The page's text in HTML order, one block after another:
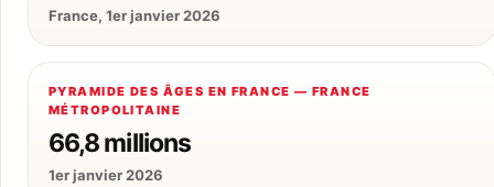
France, 1er janvier 2026
PYRAMIDE DES ÂGES EN FRANCE — FRANCE
MÉTROPOLITAINE
66,8 millions
1er janvier 2026